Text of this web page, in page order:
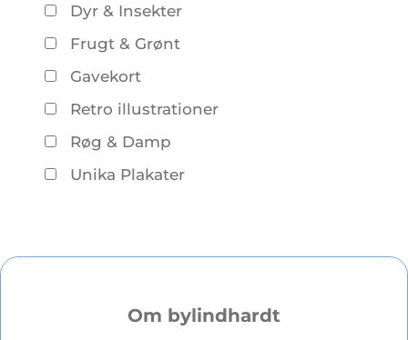
Dyr & Insekter
Frugt & Grønt
Gavekort
Retro illustrationer
Røg & Damp
Unika Plakater
Om bylindhardt